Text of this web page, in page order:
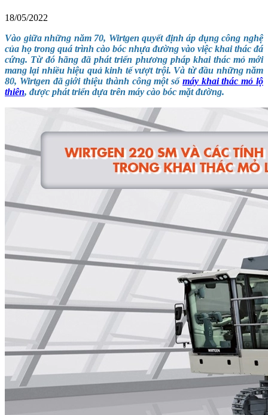
18/05/2022
Vào giữa những năm 70, Wirtgen quyết định áp dụng công nghệ
của họ trong quá trình cào bóc nhựa đường vào việc khai thác đá
cứng. Từ đó hãng đã phát triển phương pháp khai thác mỏ mới
mang lại nhiều hiệu quả kinh tế vượt trội. Và từ đầu những năm
80, Wirtgen đã giới thiệu thành công một số máy khai thác mỏ lộ
thiên, được phát triển dựa trên máy cào bóc mặt đường.